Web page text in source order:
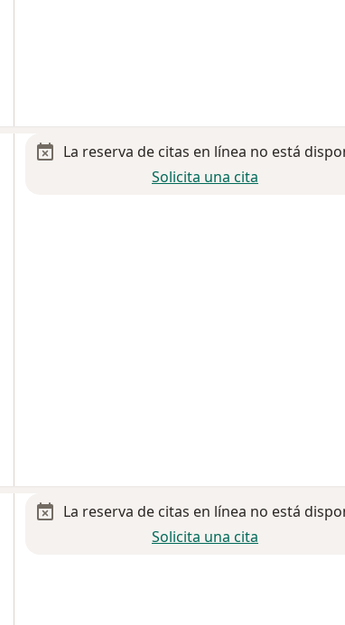
La reserva de citas en línea no está
Solicita una cita
La reserva de citas en línea no está
Solicita una cita